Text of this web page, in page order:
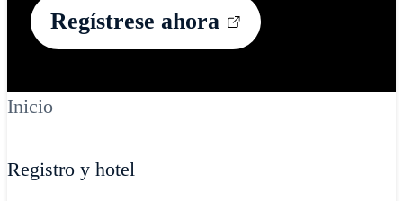
Regístrese ahora
Inicio
Registro y hotel